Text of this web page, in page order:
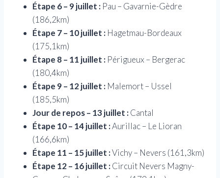
Étape 6 – 9 juillet : Pau – Gavarnie-Gèdre
(186,2km)
Étape 7 – 10 juillet : Hagetmau-Bordeaux
(175,1km)
Étape 8 – 11 juillet : Périgueux – Bergerac
(180,4km)
Étape 9 – 12 juillet : Malemort – Ussel
(185,5km)
Jour de repos – 13 juillet :Cantal
Étape 10 – 14 juillet :Aurillac – Le Lioran
(166,6km)
Étape 11 – 15 juillet :Vichy – Nevers (161,3km)
Étape 12 – 16 juillet :Circuit Nevers Magny-